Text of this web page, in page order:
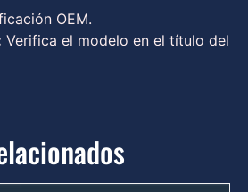
OEM.
Verifica el modelo en el título del